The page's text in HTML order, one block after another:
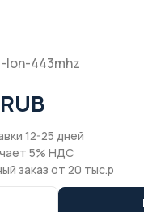
lon-443mhz
12-25 дней
5% НДС
заказ от 20 тыс.р